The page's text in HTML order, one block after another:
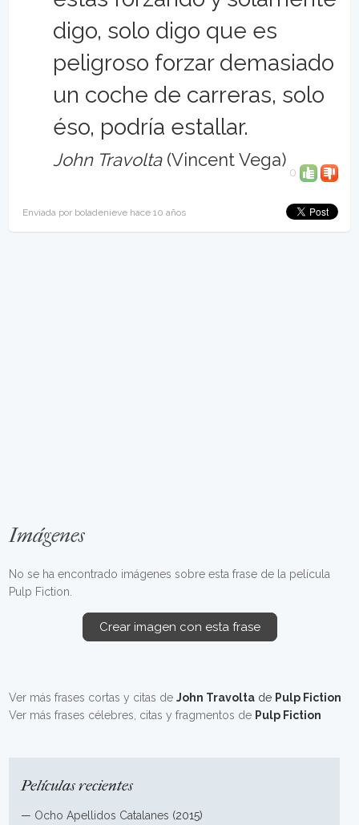
digo, solo digo que es
peligroso forzar demasiado
un coche de carreras, solo
éso, podría estallar.
John Travolta(Vincent Vega)
0
Enviada por boladenieve hace 10 años
Imágenes
No se ha encontrado imágenes sobre esta frase de la película
Pulp Fiction.
Crear imagen con esta frase
Ver más frases cortas y citas deJohn Travolta de Pulp Fiction
Ver más frases célebres, citas y fragmentos de Pulp Fiction
Películas recientes
— Ocho Apellidos Catalanes (2015)